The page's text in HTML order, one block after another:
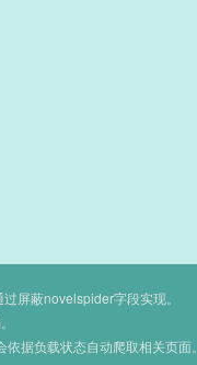
屏蔽novelspider字段实现。
据负载状态自动爬取相关页面。